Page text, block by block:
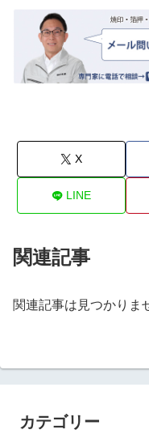
X
LINE
関連記事
関連記事は見つかりま
カテゴリー